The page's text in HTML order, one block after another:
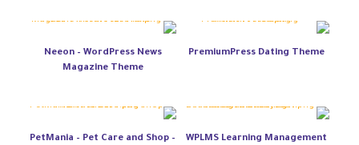
PremiumPress Dating Theme
Neeon – WordPress News
Magazine Theme
WPLMS Learning Management
PetMania – Pet Care and Shop –